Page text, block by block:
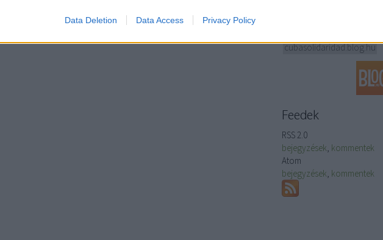
to allow Google to enable storage related to personalization.
Data Deletion Data Access Privacy Policy
rendszerének. A
időszakban nyújt fontos
cubasolidaridad.blog.hu
Feedek
RSS 2.0
bejegyzések, kommentek
Atom
bejegyzések, kommentek